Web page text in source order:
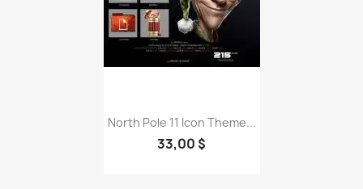
North Pole 11 Icon Theme...
33,00 $